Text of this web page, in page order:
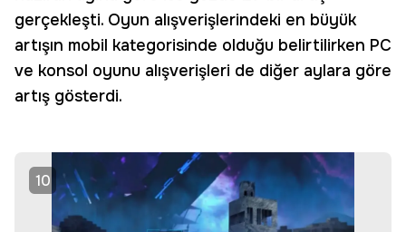
gerçekleşti. Oyun alışverişlerindeki en büyük
artışın mobil kategorisinde olduğu belirtilirken PC
ve konsol oyunu alışverişleri de diğer aylara göre
artış gösterdi.
10